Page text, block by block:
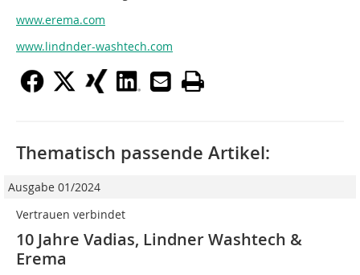
www.erema.com
www.lindnder-washtech.com
Thematisch passende Artikel:
Ausgabe 01/2024
Vertrauen verbindet
10 Jahre Vadias, Lindner Washtech &
Erema